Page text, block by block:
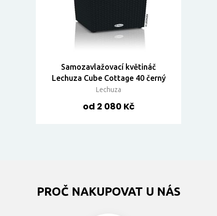
Samozavlažovací květináč
Lechuza Cube Cottage 40 černý
Lechuza
od 2 080 Kč
PROČ NAKUPOVAT U NÁS